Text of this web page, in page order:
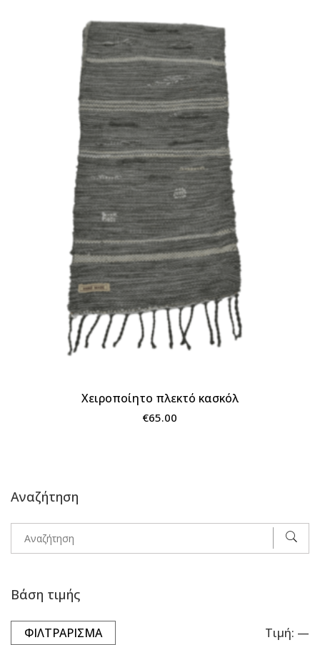
Αναζήτηση
Αναζήτηση
Βάση τιμής
ΦΙΛΤΡΆΡΙΣΜΑ Τιμή: —
Χειροποίητο πλεκτό κασκόλ
€65.00